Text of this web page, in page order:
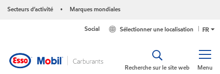
Secteurs d’activité • Marques mondiales
FR
Sélectionner une localisation
Social
Menu
Recherche sur le site web